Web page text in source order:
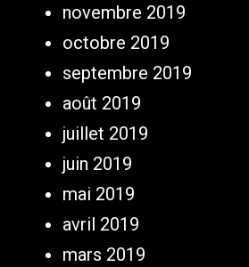
novembre 2019
octobre 2019
septembre 2019
août 2019
juillet 2019
juin 2019
mai 2019
avril 2019
mars 2019